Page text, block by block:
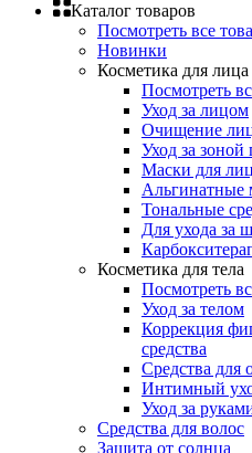
Каталог товаров
Посмотреть все
Новинки
Косметика для лица
Посмотреть
Уход за лицом
Очищение
Уход за зоной
Маски для
Альгинатные
Тональные
Для ухода за
Косметика для тела
Посмотреть
Уход за телом
Коррекция
средства
Средства для
Интимный
Уход за
Средства для волос
Защита от солнца